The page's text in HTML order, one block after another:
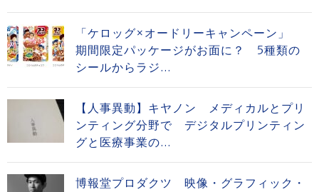
「ケロッグ×オードリーキャンペーン」
期間限定パッケージがお面に？ 5種類の
シールからラジ...
【人事異動】キヤノン メディカルとプリ
ンティング分野で デジタルプリンティン
グと医療事業の...
博報堂プロダクツ 映像・グラフィック・